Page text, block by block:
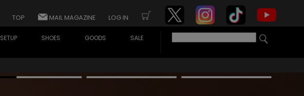
TOP MAIL MAGAZINE LOG IN
SETUP SHOES GOODS SALE